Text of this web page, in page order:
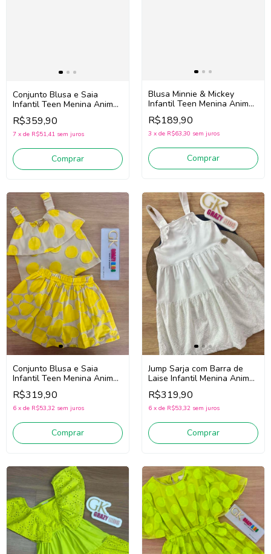
Conjunto Blusa e Saia
Infantil Teen Menina Animé
N6400 (Off White/Azul)
R$359,90
7 x de R$51,41 sem juros
Comprar
Blusa Minnie & Mickey
Infantil Teen Menina Animé
N5795 (Off White)
R$189,90
3 x de R$63,30 sem juros
Comprar
Conjunto Blusa e Saia
Infantil Teen Menina Animé
N6084 (Bege/Amarelo)
R$319,90
6 x de R$53,32 sem juros
Comprar
Jump Sarja com Barra de
Laise Infantil Menina Animé
P5836 (Off White)
R$319,90
6 x de R$53,32 sem juros
Comprar